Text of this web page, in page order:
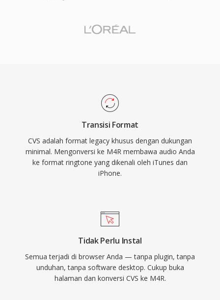
komunikasi embedded warisan.
dan GarageBand keduanya menyediakan alur
panggilan, alarm, dan peringatan per kontak.
Keunggulan praktisnya meliputi penyebaran
yang mudah ke iPhone mana pun melalui
sinkronisasi iTunes atau AirDrop, pemutaran
berkualitas tinggi dari codec AAC bahkan pada
ukuran file kecil, dan kemampuan untuk
Transisi Format
CVS adalah format legacy khusus dengan dukungan
minimal. Mengonversi ke M4R membawa audio Anda
ke format ringtone yang dikenali oleh iTunes dan
iPhone.
Tidak Perlu Instal
Semua terjadi di browser Anda — tanpa plugin, tanpa
unduhan, tanpa software desktop. Cukup buka
halaman dan konversi CVS ke M4R.